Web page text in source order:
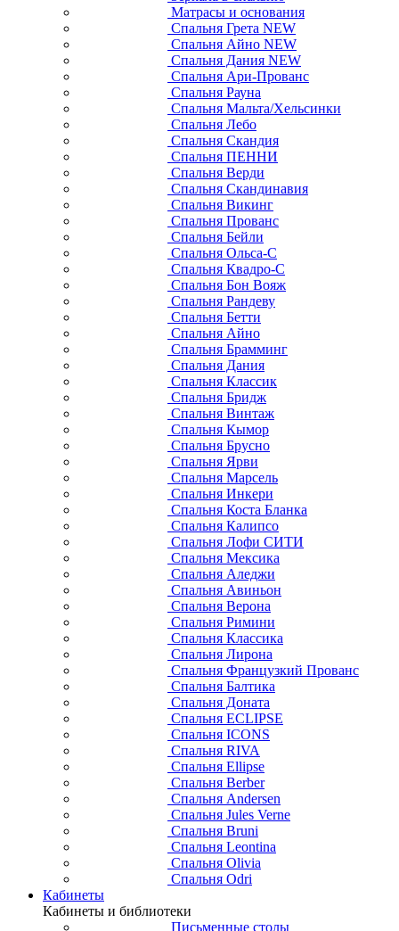
Матрасы и основания
Спальня Грета NEW
Спальня Айно NEW
Спальня Дания NEW
Спальня Ари-Прованс
Спальня Рауна
Спальня Мальта/Хельсинки
Спальня Лебо
Спальня Скандия
Спальня ПЕННИ
Спальня Верди
Спальня Скандинавия
Спальня Викинг
Спальня Прованс
Спальня Бейли
Спальня Ольса-С
Спальня Квадро-С
Спальня Бон Вояж
Спальня Рандеву
Спальня Бетти
Спальня Айно
Спальня Брамминг
Спальня Дания
Спальня Классик
Спальня Бридж
Спальня Винтаж
Спальня Кымор
Спальня Брусно
Спальня Ярви
Спальня Марсель
Спальня Инкери
Спальня Коста Бланка
Спальня Калипсо
Спальня Лофи СИТИ
Спальня Мексика
Спальня Аледжи
Спальня Авиньон
Спальня Верона
Спальня Римини
Спальня Классика
Спальня Лирона
Спальня Французкий Прованс
Спальня Балтика
Спальня Доната
Спальня ECLIPSE
Спальня ICONS
Спальня RIVA
Спальня Ellipse
Спальня Berber
Спальня Andersen
Спальня Jules Verne
Спальня Bruni
Спальня Leontina
Спальня Olivia
Спальня Odri
Кабинеты
Кабинеты и библиотеки
Письменные столы